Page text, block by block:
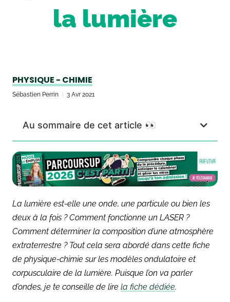
la lumière
PHYSIQUE - CHIMIE
Sébastien Perrin 3 Avr 2021
Au sommaire de cet article 👀
La lumière est-elle une onde, une particule ou bien les
deux à la fois ? Comment fonctionne un LASER ?
Comment déterminer la composition d’une atmosphère
extraterrestre ? Tout cela sera abordé dans cette fiche
de physique-chimie sur les modèles ondulatoire et
corpusculaire de la lumière. Puisque l’on va parler
d’ondes, je te conseille de lire la fiche dédiée.